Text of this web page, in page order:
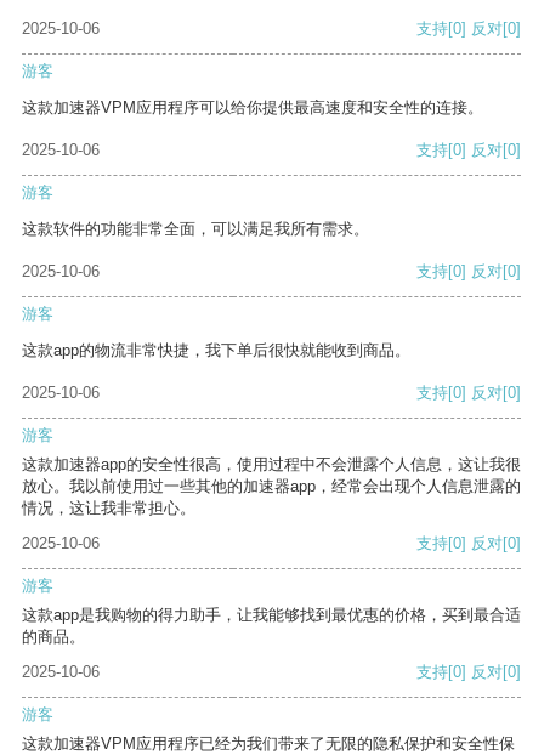
2025-10-06 支持[0] 反对[0]
游客
这款加速器VPM应用程序可以给你提供最高速度和安全性的连接。
2025-10-06 支持[0] 反对[0]
游客
这款软件的功能非常全面，可以满足我所有需求。
2025-10-06 支持[0] 反对[0]
游客
这款app的物流非常快捷，我下单后很快就能收到商品。
2025-10-06 支持[0] 反对[0]
游客
这款加速器app的安全性很高，使用过程中不会泄露个人信息，这让我很
放心。我以前使用过一些其他的加速器app，经常会出现个人信息泄露的
情况，这让我非常担心。
2025-10-06
支持[0] 反对[0]
游客
这款app是我购物的得力助手，让我能够找到最优惠的价格，买到最合适
的商品。
2025-10-06
支持[0] 反对[0]
游客
这款加速器VPM应用程序已经为我们带来了无限的隐私保护和安全性保